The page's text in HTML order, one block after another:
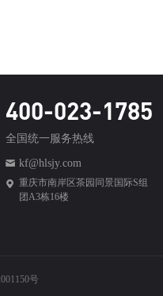
400-023-1785
全国统一服务热线
kf@hlsjy.com
重庆市南岸区茶园同景国际S组
团A3栋16楼
号